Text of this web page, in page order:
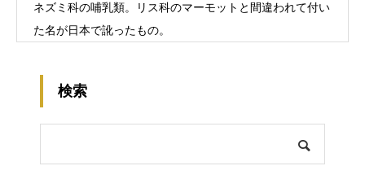
ネズミ科の哺乳類。リス科のマーモットと間違われて付い
た名が日本で訛ったもの。
検索